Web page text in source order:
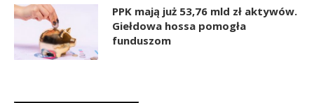
PPK mają już 53,76 mld zł aktywów.
Giełdowa hossa pomogła
funduszom